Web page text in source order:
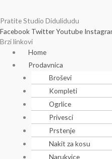
Pratite Studio Didulidudu
Facebook TwitterYoutube
Brzi linkovi
Home
Prodavnica
Broševi
Kompleti
Ogrlice
Privesci
Prstenje
Nakit za kosu
Narukvice